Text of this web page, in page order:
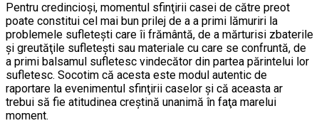
Pentru credincioşi, momentul sfinţirii casei de către preot
poate constitui cel mai bun prilej de a a primi lămuriri la
problemele sufleteşti care îi frământă, de a mărturisi zbaterile
şi greutăţile sufleteşti sau materiale cu care se confruntă, de
a primi balsamul sufletesc vindecător din partea părintelui lor
sufletesc. Socotim că acesta este modul autentic de
raportare la evenimentul sfinţirii caselor şi că aceasta ar
trebui să fie atitudinea creştină unanimă în faţa marelui
moment.